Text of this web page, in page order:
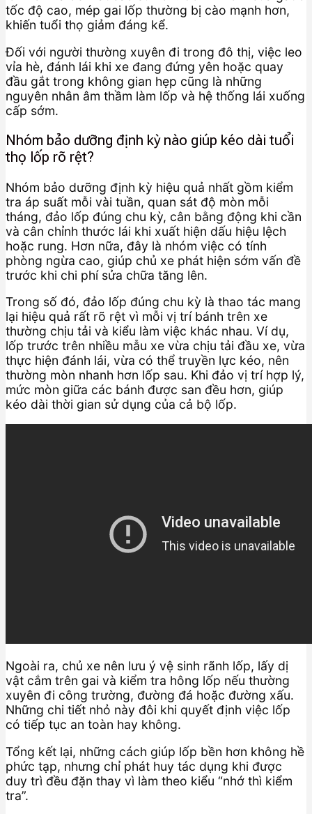
tốc độ cao, mép gai lốp thường bị cào mạnh hơn,
khiến tuổi thọ giảm đáng kể.
Đối với người thường xuyên đi trong đô thị, việc leo
vỉa hè, đánh lái khi xe đang đứng yên hoặc quay
đầu gắt trong không gian hẹp cũng là những
nguyên nhân âm thầm làm lốp và hệ thống lái xuống
cấp sớm.
Nhóm bảo dưỡng định kỳ nào giúp kéo dài tuổi
thọ lốp rõ rệt?
Nhóm bảo dưỡng định kỳ hiệu quả nhất gồm kiểm
tra áp suất mỗi vài tuần, quan sát độ mòn mỗi
tháng, đảo lốp đúng chu kỳ, cân bằng động khi cần
và cân chỉnh thước lái khi xuất hiện dấu hiệu lệch
hoặc rung. Hơn nữa, đây là nhóm việc có tính
phòng ngừa cao, giúp chủ xe phát hiện sớm vấn đề
trước khi chi phí sửa chữa tăng lên.
Trong số đó, đảo lốp đúng chu kỳ là thao tác mang
lại hiệu quả rất rõ rệt vì mỗi vị trí bánh trên xe
thường chịu tải và kiểu làm việc khác nhau. Ví dụ,
lốp trước trên nhiều mẫu xe vừa chịu tải đầu xe, vừa
thực hiện đánh lái, vừa có thể truyền lực kéo, nên
thường mòn nhanh hơn lốp sau. Khi đảo vị trí hợp lý,
mức mòn giữa các bánh được san đều hơn, giúp
kéo dài thời gian sử dụng của cả bộ lốp.
Ngoài ra, chủ xe nên lưu ý vệ sinh rãnh lốp, lấy dị
vật cắm trên gai và kiểm tra hông lốp nếu thường
xuyên đi công trường, đường đá hoặc đường xấu.
Những chi tiết nhỏ này đôi khi quyết định việc lốp
có tiếp tục an toàn hay không.
Tổng kết lại, những cách giúp lốp bền hơn không hề
phức tạp, nhưng chỉ phát huy tác dụng khi được
duy trì đều đặn thay vì làm theo kiểu “nhớ thì kiểm
tra”.